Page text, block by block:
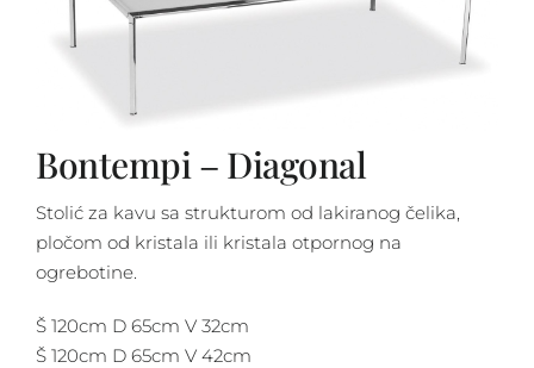
Bontempi – Diagonal
Stolić za kavu sa strukturom od lakiranog čelika,
pločom od kristala ili kristala otpornog na
ogrebotine.
Š 120cm D 65cm V 32cm
Š 120cm D 65cm V 42cm